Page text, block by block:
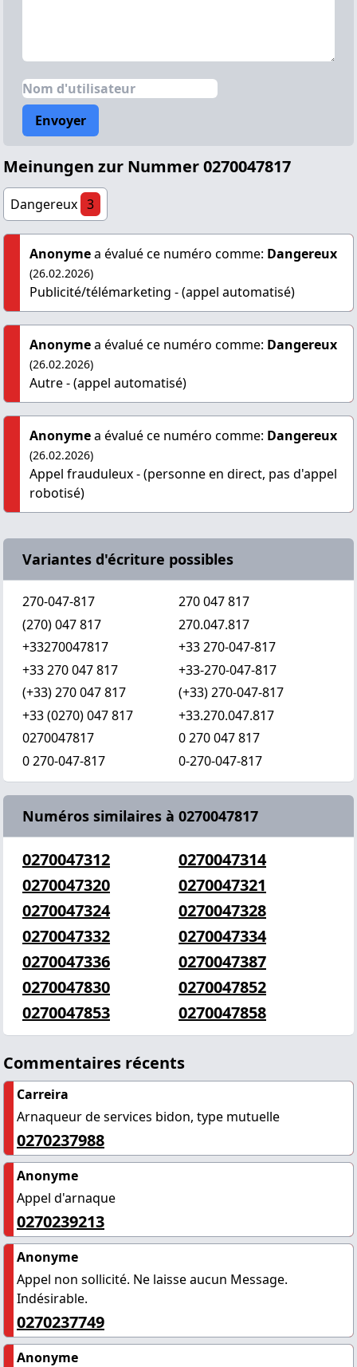
Envoyer
Meinungen zur Nummer 0270047817
Dangereux 3
Anonymea évalué ce numéro comme: Dangereux
(26.02.2026)
Publicité/télémarketing - (appel automatisé)
Anonymea évalué ce numéro comme: Dangereux
(26.02.2026)
Autre - (appel automatisé)
Anonymea évalué ce numéro comme: Dangereux
(26.02.2026)
Appel frauduleux - (personne en direct, pas d'appel
robotisé)
Variantes d'écriture possibles
270-047-817
270 047 817
(270) 047 817
270.047.817
+33270047817
+33 270-047-817
+33 270 047 817
+33-270-047-817
(+33) 270 047 817
(+33) 270-047-817
+33 (0270) 047 817
+33.270.047.817
0270047817
0 270 047 817
0 270-047-817
0-270-047-817
Numéros similaires à 0270047817
0270047312
0270047314
0270047320
0270047321
0270047324
0270047328
0270047332
0270047334
0270047336
0270047387
0270047830
0270047852
0270047853
0270047858
Commentaires récents
Carreira
Arnaqueur de services bidon, type mutuelle
0270237988
Anonyme
Appel d'arnaque
0270239213
Anonyme
Appel non sollicité. Ne laisse aucun Message.
Indésirable.
0270237749
Anonyme